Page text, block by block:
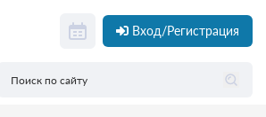
Вход/Регистрация